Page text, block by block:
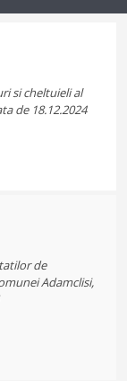
si cheltuieli al
de 18.12.2024
de
Adamclisi,